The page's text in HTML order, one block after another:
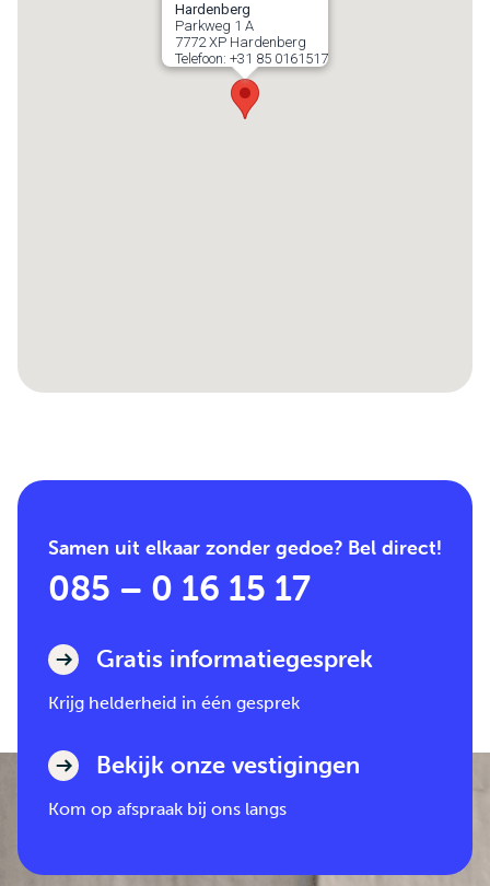
Hardenberg
Parkweg 1 A
7772 XP Hardenberg
Telefoon: +31 85 0161517
Samen uit elkaar zonder gedoe? Bel direct!
085 – 0 16 15 17
Gratis informatiegesprek
Krijg helderheid in één gesprek
Bekijk onze vestigingen
Kom op afspraak bij ons langs